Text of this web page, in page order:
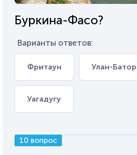
Буркина-Фасо?
Варианты ответов:
Фритаун Улан-Батор
Уагадугу
10 вопрос